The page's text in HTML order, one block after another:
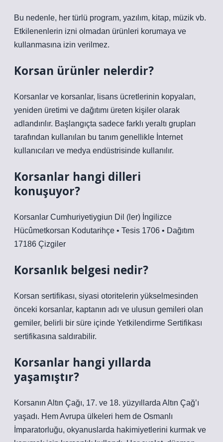
Bu nedenle, her türlü program, yazılım, kitap, müzik vb.
Etkilenenlerin izni olmadan ürünleri korumaya ve
kullanmasına izin verilmez.
Korsan ürünler nelerdir?
Korsanlar ve korsanlar, lisans ücretlerinin kopyaları,
yeniden üretimi ve dağıtımı üreten kişiler olarak
adlandırılır. Başlangıçta sadece farklı yeraltı grupları
tarafından kullanılan bu tanım genellikle İnternet
kullanıcıları ve medya endüstrisinde kullanılır.
Korsanlar hangi dilleri
konuşuyor?
Korsanlar Cumhuriyetiygiun Dil (ler) İngilizce
Hücûmetkorsan Kodutarihçe • Tesis 1706 • Dağıtım
17186 Çizgiler
Korsanlık belgesi nedir?
Korsan sertifikası, siyasi otoritelerin yükselmesinden
önceki korsanlar, kaptanın adı ve ulusun gemileri olan
gemiler, belirli bir süre içinde Yetkilendirme Sertifikası
sertifikasına saldırabilir.
Korsanlar hangi yıllarda
yaşamıştır?
Korsanın Altın Çağı, 17. ve 18. yüzyıllarda Altın Çağ’ı
yaşadı. Hem Avrupa ülkeleri hem de Osmanlı
İmparatorluğu, okyanuslarda hakimiyetlerini kurmak ve